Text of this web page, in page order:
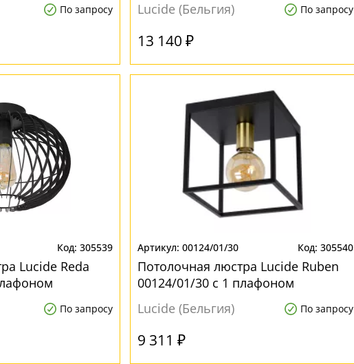
По запросу
Lucide (Бельгия)
По запросу
13 140 ₽
305539
Lucide Reda
По запросу
00124/01/30 305540
Потолочная люстра Lucide Ruben
00124/01/30 с 1 плафоном
Lucide (Бельгия)
По запросу
9 311 ₽